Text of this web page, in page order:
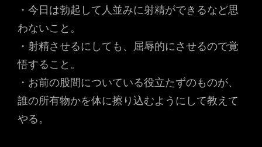
・今日は勃起して人並みに射精ができるなど思
わないこと。
・射精させるにしても、屈辱的にさせるので覚
悟すること。
・お前の股間についている役立たずのものが、
誰の所有物かを体に擦り込むようにして教えて
やる。